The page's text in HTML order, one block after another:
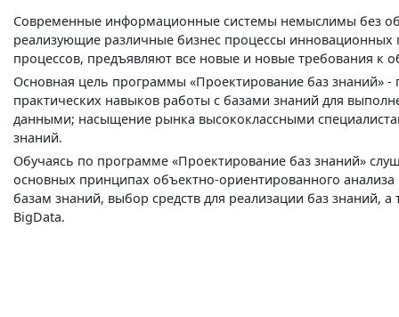
Современные информационные системы немыслимы без
реализующие различные бизнес процессы
процессов, предъявляют все новые и новые требования к
Основная цель программы «Проектирование баз знаний»
практических навыков работы с базами знаний для
данными; насыщение рынка высококлассными
знаний.
Обучаясь по программе «Проектирование баз знаний»
основных принципах объектно-ориентированного
базам знаний, выбор средств для реализации баз знаний, а
BigData.